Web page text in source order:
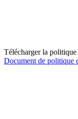
Télécharger la
Document de politique